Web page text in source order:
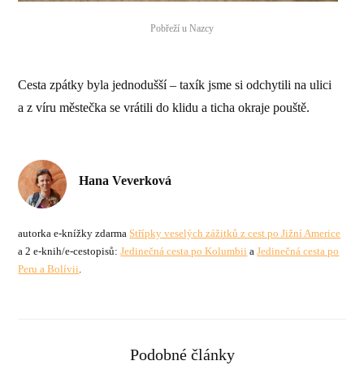
Pobřeží u Nazcy
Cesta zpátky byla jednodušší – taxík jsme si odchytili na ulici
a z víru městečka se vrátili do klidu a ticha okraje pouště.
Hana Veverková
autorka e-knížky zdarma Střípky veselých zážitků z cest po Jižní Americe
a 2 e-knih/e-cestopisů:Jedinečná cesta po Kolumbii aJedinečná cesta po
Peru a Bolívii
Podobné články